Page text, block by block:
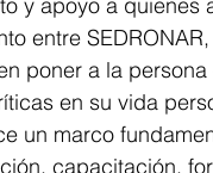
entre
poner a la
en su vida
un marco
capacitación,